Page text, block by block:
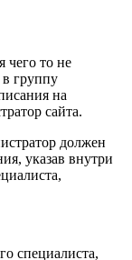
чего то не
группу
на
сайта.
должен
указав внутри
специалиста,